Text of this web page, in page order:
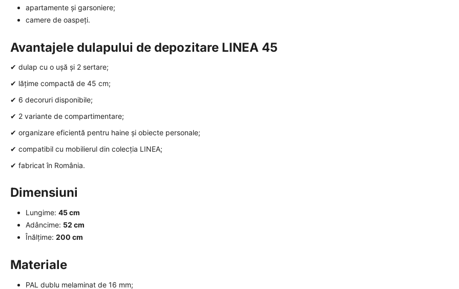
apartamente și garsoniere;
camere de oaspeți.
Avantajele dulapului de depozitare LINEA 45
✔ dulap cu o ușă și 2 sertare;
✔ lățime compactă de 45 cm;
✔ 6 decoruri disponibile;
✔ 2 variante de compartimentare;
✔ organizare eficientă pentru haine și obiecte personale;
✔ compatibil cu mobilierul din colecția LINEA;
✔ fabricat în România.
Dimensiuni
Lungime: 45 cm
Adâncime: 52 cm
Înălțime: 200 cm
Materiale
PAL dublu melaminat de 16 mm;